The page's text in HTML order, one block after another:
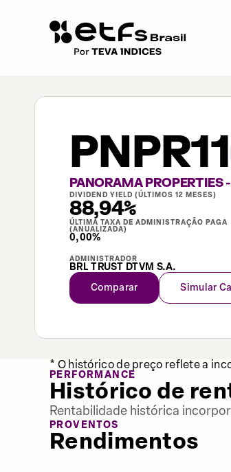
PNPR11
PANORAMA PROPERTIES
DIVIDEND YIELD (ÚLTIMOS 12 MESES)
88,94%
ÚLTIMA TAXA DE ADMINISTRAÇÃO PAGA
(ANUALIZADA)
0,00%
ADMINISTRADOR
BRL TRUST DTVM S.A.
Comparar
Simular
* O histórico de preço reflete a
PERFORMANCE
Histórico de
Rentabilidade histórica
PROVENTOS
Rendimentos